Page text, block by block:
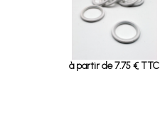
à partir de 7.75 € TTC